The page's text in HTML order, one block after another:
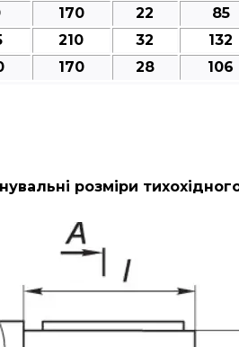
170 22
85
210 32
132
170 28 106
розміри